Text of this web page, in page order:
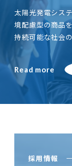
太陽光発電シス
境配慮型の商品
持続可能な社会
Read more
採用情報